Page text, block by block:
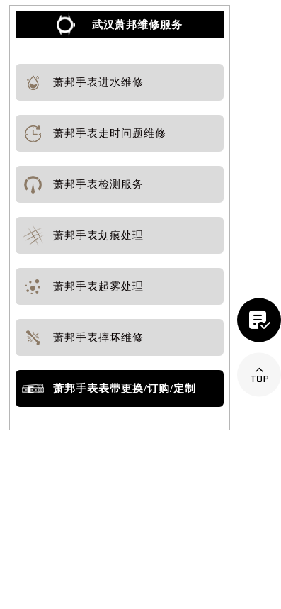
武汉萧邦维修服务
萧邦手表进水维修
萧邦手表走时问题维修
萧邦手表检测服务
萧邦手表划痕处理
萧邦手表起雾处理
萧邦手表摔坏维修
萧邦手表表带更换/订购/定制

